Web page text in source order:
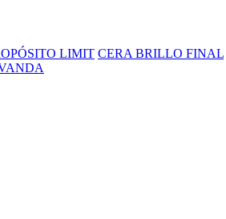
LIMIT CERA BRILLO FINAL